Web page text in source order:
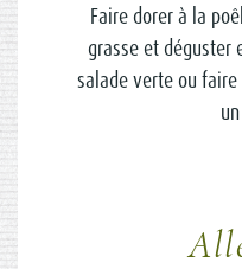
Faire dorer à la
grasse et déguster
salade verte ou